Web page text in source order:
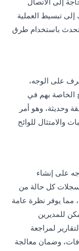
إلى الاتصال
إلى تبسيط العملية
تحدث باستخدام طرق
على الوجه،
الخاصة بهم في
وحديثة، وهو أمر
والامتثال للوائح
على إنشاء
كل حالة من
مما يوفر نظرة عامة
للمديرين
لمراجعة
وضمان معالجة